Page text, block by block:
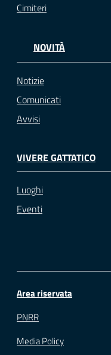
Cimiteri
NOVITÀ
Notizie
Comunicati
Avvisi
VIVERE GATTATICO
Luoghi
Eventi
Area riservata
PNRR
Media Policy